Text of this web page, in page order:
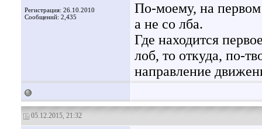
Регистрация: 26.10.2010
Сообщений: 2,435
По-моему, на
а не со лба.
Где находится
лоб, то откуда, по-
направление
05.12.2015, 21:32